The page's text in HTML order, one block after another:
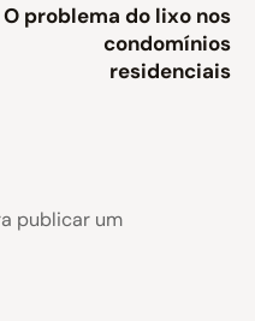
O problema do lixo nos
condomínios
residenciais
publicar um